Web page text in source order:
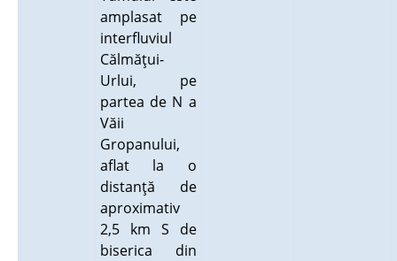
amplasat pe
interfluviul
Călmăţui-
Urlui, pe
partea de N a
Văii
Gropanului,
aflat la o
distanţă de
aproximativ
2,5 km S de
biserica din